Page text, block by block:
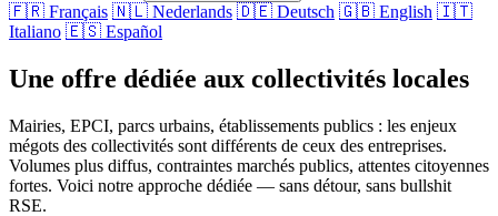
🇫🇷 Français 🇳🇱 Nederlands 🇩🇪 Deutsch 🇬🇧 English 🇮🇹
Italiano 🇪🇸 Español
Une offre dédiée aux collectivités locales
Mairies, EPCI, parcs urbains, établissements publics : les enjeux
mégots des collectivités sont différents de ceux des entreprises.
Volumes plus diffus, contraintes marchés publics, attentes citoyennes
fortes. Voici notre approche dédiée — sans détour, sans bullshit
RSE.